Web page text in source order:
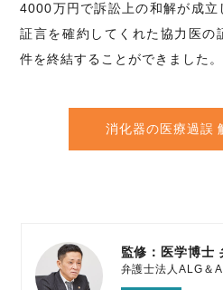
4000万円で訴訟上の和解が成
証言を確約してくれた協力医の
件を終結することができました。
消化器の医療過誤
監修：医学博士
弁護士法人ALG＆